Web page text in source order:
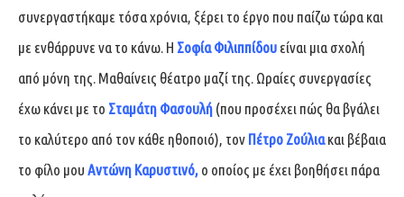
συνεργαστήκαμε τόσα χρόνια, ξέρει το έργο που παίζω τώρα και
με ενθάρρυνε να το κάνω. Η Σοφία Φιλιππίδου είναι μια σχολή
από μόνη της. Μαθαίνεις θέατρο μαζί της. Ωραίες συνεργασίες
έχω κάνει με το Σταμάτη Φασουλή (που προσέχει πώς θα βγάλει
το καλύτερο από τον κάθε ηθοποιό), τον Πέτρο Ζούλια και βέβαια
το φίλο μου Αντώνη Καρυστινό, ο οποίος με έχει βοηθήσει πάρα